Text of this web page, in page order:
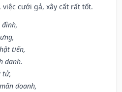
cưới gả, xây cất rất tốt.
tiến,
danh.
tử,
doanh,